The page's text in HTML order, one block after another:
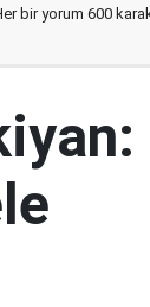
bir yorum 600